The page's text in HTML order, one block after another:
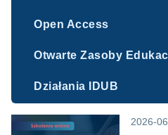
Open Access
Otwarte Zasoby
Działania IDUB
2026-